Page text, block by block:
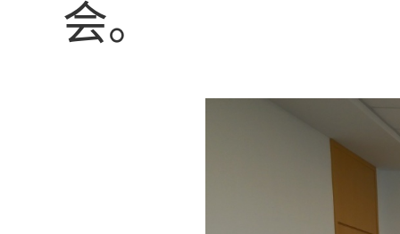
会。